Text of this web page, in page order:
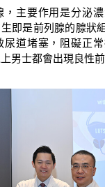
，主要作用是分泌
即是前列腺的腺狀
尿道堵塞，阻礙正
男士都會出現良性